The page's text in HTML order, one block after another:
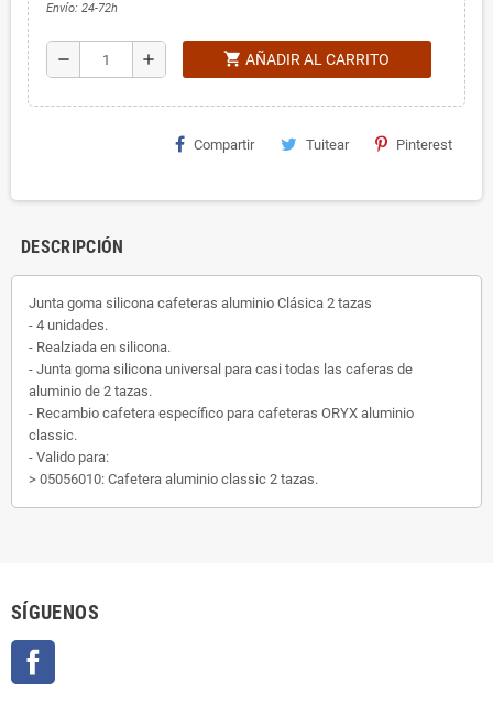
Envío: 24-72h
remove add shopping_cart AÑADIR AL CARRITO
Compartir Tuitear Pinterest
DESCRIPCIÓN
Junta goma silicona cafeteras aluminio Clásica 2 tazas
- 4 unidades.
- Realziada en silicona.
- Junta goma silicona universal para casi todas las caferas de
aluminio de 2 tazas.
- Recambio cafetera específico para cafeteras ORYX aluminio
classic.
- Valido para:
> 05056010: Cafetera aluminio classic 2 tazas.
SÍGUENOS